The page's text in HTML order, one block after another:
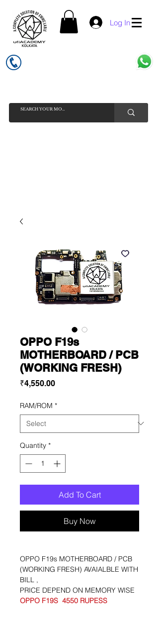
Log In
OPPO F19s
MOTHERBOARD / PCB
(WORKING FRESH)
₹4,550.00Price
RAM/ROM *
Quantity *
Add To Cart
Buy Now
OPPO F19s MOTHERBOARD / PCB
(WORKING FRESH) AVAIALBLE WITH
BILL ,
PRICE DEPEND ON MEMORY WISE
OPPO F19S 4550 RUPESS